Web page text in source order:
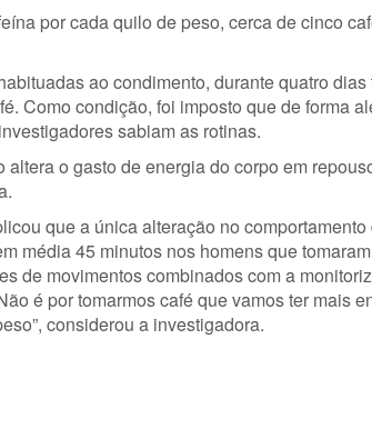
por cada quilo de peso, cerca de cinco
ao condimento, durante quatro dias
Como condição, foi imposto que de forma
sabiam as rotinas.
o gasto de energia do corpo em
que a única alteração no
média 45 minutos nos homens que
de movimentos combinados com a
é por tomarmos café que vamos ter mais
considerou a investigadora.